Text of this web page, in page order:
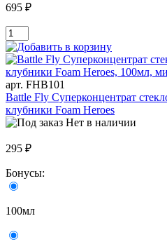
695 ₽
арт. FHB101
Battle Fly Суперконцентрат
клубники Foam Heroes
Нет в наличии
295 ₽
Бонусы:
100мл